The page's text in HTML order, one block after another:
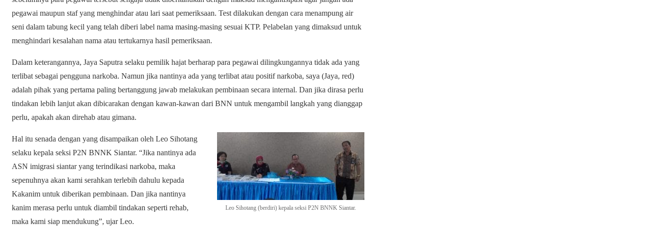
pegawai maupun staf yang menghindar atau lari saat pemeriksaan. Test dilakukan dengan cara menampung air
seni dalam tabung kecil yang telah diberi label nama masing-masing sesuai KTP. Pelabelan yang dimaksud untuk
menghindari kesalahan nama atau tertukarnya hasil pemeriksaan.
Dalam keterangannya, Jaya Saputra selaku pemilik hajat berharap para pegawai dilingkungannya tidak ada yang
terlibat sebagai pengguna narkoba. Namun jika nantinya ada yang terlibat atau positif narkoba, saya (Jaya, red)
adalah pihak yang pertama paling bertanggung jawab melakukan pembinaan secara internal. Dan jika dirasa perlu
tindakan lebih lanjut akan dibicarakan dengan kawan-kawan dari BNN untuk mengambil langkah yang dianggap
perlu, apakah akan direhab atau gimana.
Leo Sihotang (berdiri) kepala seksi P2N BNNK Siantar.
Hal itu senada dengan yang disampaikan oleh Leo Sihotang
selaku kepala seksi P2N BNNK Siantar. “Jika nantinya ada
ASN imigrasi siantar yang terindikasi narkoba, maka
sepenuhnya akan kami serahkan terlebih dahulu kepada
Kakanim untuk diberikan pembinaan. Dan jika nantinya
kanim merasa perlu untuk diambil tindakan seperti rehab,
maka kami siap mendukung”, ujar Leo.